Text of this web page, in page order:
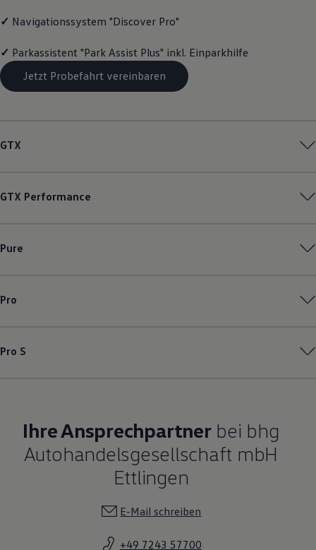
Volkswagen Kundenbetreuung
✓ Navigationssystem "Discover Pro"
✓ Parkassistent "Park Assist Plus" inkl. Einparkhilfe
Jetzt Probefahrt vereinbaren
GTX
GTX Performance
Pure
Pro
Pro S
Ihre Ansprechpartnerbei bhg
Autohandelsgesellschaft mbH
Ettlingen
E-Mail schreiben
+49 7243 57700